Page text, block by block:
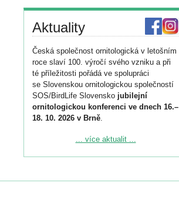
Aktuality
Česká společnost ornitologická v letošním
roce slaví 100. výročí svého vzniku a při
té příležitosti pořádá ve spolupráci
se Slovenskou ornitologickou společností
SOS/BirdLife Slovensko jubilejní
ornitologickou konferenci ve dnech 16.–
18. 10. 2026 v Brně.
Podrobnější informace ke konferenci
Registrovat se můžete do 6. září.
... více aktualit ...